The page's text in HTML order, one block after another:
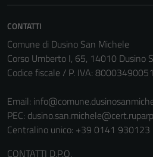
CONTATTI
Comune di Dusino San Michele
Corso Umberto I, 65, 14010 Dusino
Codice fiscale / P. IVA:
Email:
PEC:
Centralino unico: +39 0141 930123
CONTATTI D.P.O.